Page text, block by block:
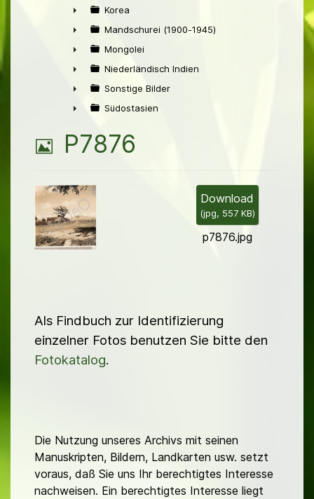
►
►
Korea
►
Mandschurei (1900-1945)
►
Mongolei
►
Niederländisch Indien
►
Sonstige Bilder
Südostasien
B
l
d
P7876
Download
(jpg, 557 KB)
p7876.jpg
Als Findbuch zur Identifizierung
einzelner Fotos benutzen Sie bitte den
Fotokatalog.
Die Nutzung unseres Archivs mit seinen
Manuskripten, Bildern, Landkarten usw. setzt
voraus, daß Sie uns Ihr berechtigtes Interesse
nachweisen. Ein berechtigtes Interesse liegt